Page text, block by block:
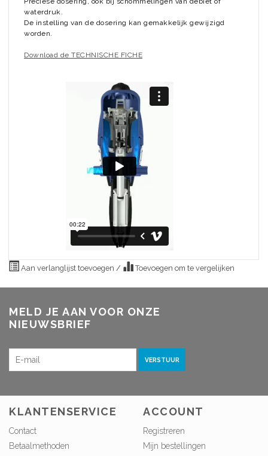
waterdruk.
De instelling van de dosering kan gemakkelijk gewijzigd
worden.
Download de TECHNISCHE FICHE
Aan verlanglijst toevoegen / Toevoegen om te vergelijken
MELD JE AAN VOOR ONZE
NIEUWSBRIEF
VERSTUUR
KLANTENSERVICE
Contact
Betaalmethoden
ACCOUNT
Registreren
Mijn bestellingen